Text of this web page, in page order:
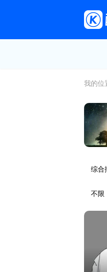
我的位
综合
不限